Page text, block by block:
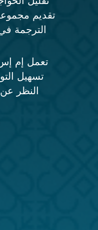
تقديم
الترجمة
تعمل إم
تسهيل
النظر